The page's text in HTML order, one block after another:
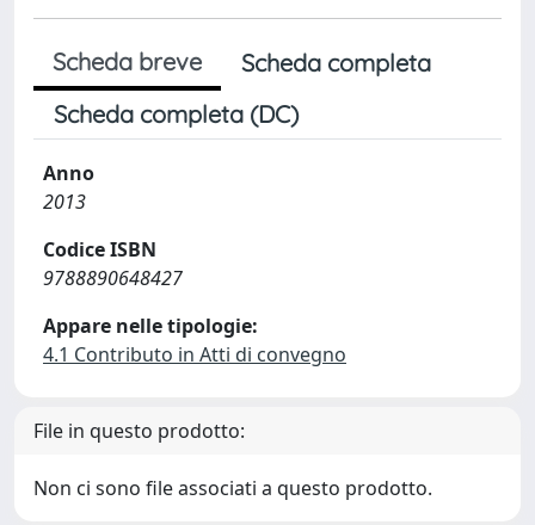
Scheda breve
Scheda completa
Scheda completa (DC)
Anno
2013
Codice ISBN
9788890648427
Appare nelle tipologie:
4.1 Contributo in Atti di convegno
File in questo prodotto:
Non ci sono file associati a questo prodotto.